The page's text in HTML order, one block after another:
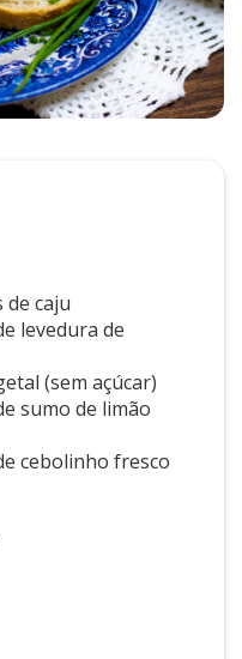
de caju
levedura de
(sem açúcar)
sumo de limão
cebolinho fresco